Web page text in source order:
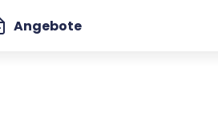
Angebote